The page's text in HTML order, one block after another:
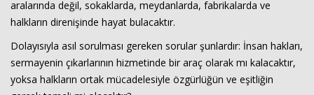
aralarında değil, sokaklarda, meydanlarda, fabrikalarda ve
halkların direnişinde hayat bulacaktır.
Dolayısıyla asıl sorulması gereken sorular şunlardır: İnsan hakları,
sermayenin çıkarlarının hizmetinde bir araç olarak mı kalacaktır,
yoksa halkların ortak mücadelesiyle özgürlüğün ve eşitliğin